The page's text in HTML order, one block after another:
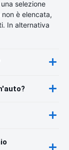
selezione
è elencata,
In alternativa